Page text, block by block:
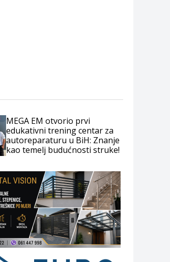
MEGA EM otvorio prvi
edukativni trening centar za
autoreparaturu u BiH: Znanje
kao temelj budućnosti struke!